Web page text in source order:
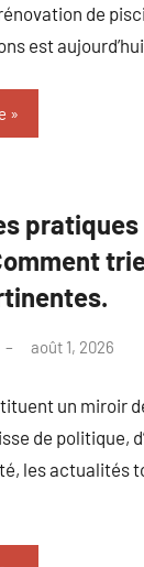
de
est
août 1, 2026
un miroir
de politique,
les actualités